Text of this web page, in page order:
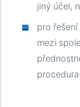
jiný účel,
pro
mezi
procedura.